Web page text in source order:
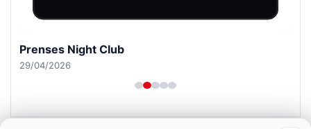
Prenses Night Club
29/04/2026